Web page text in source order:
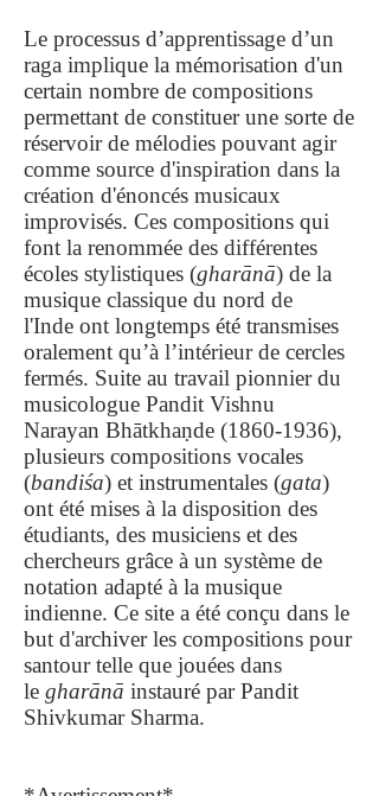
Le processus d’apprentissage d’un
raga implique la mémorisation d'un
certain nombre de compositions
permettant de constituer une sorte de
réservoir de mélodies pouvant agir
comme source d'inspiration dans la
création d'énoncés musicaux
improvisés. Ces compositions qui
font la renommée des différentes
écoles stylistiques (gharānā) de la
musique classique du nord de
l'Inde ont longtemps été transmises
oralement qu’à l’intérieur de cercles
fermés. Suite au travail pionnier du
musicologue Pandit Vishnu
Narayan Bhātkhaṇde (1860-1936),
plusieurs compositions vocales
(bandiśa) et instrumentales (gata)
ont été mises à la disposition des
étudiants, des musiciens et des
chercheurs grâce à un système de
notation adapté à la musique
indienne. Ce site a été conçu dans le
but d'archiver les compositions pour
santour telle que jouées dans
le gharānā instauré par Pandit
Shivkumar Sharma.